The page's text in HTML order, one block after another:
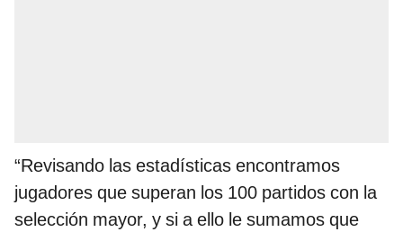
“Revisando las estadísticas encontramos
jugadores que superan los 100 partidos con la
selección mayor, y si a ello le sumamos que